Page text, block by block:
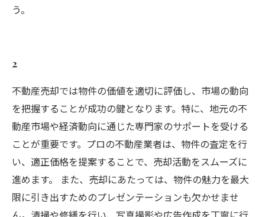
う。
2
不動産売却では物件の価値を適切に評価し、市場の動向
を把握することが成功の鍵となります。特に、地元の不
動産市場や経済動向に通じた専門家のサポートを受ける
ことが重要です。プロの不動産業者は、物件の査定を行
い、適正価格を提案することで、売却活動をスムーズに
進めます。 また、売却にあたっては、物件の魅力を最大
限に引き出すためのプレゼンテーションも欠かせませ